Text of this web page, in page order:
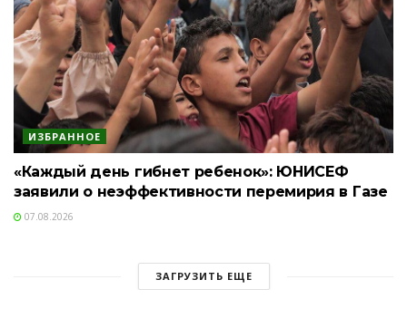
ИЗБРАННОЕ
«Каждый день гибнет ребенок»: ЮНИСЕФ
заявили о неэффективности перемирия в Газе
07.08.2026
ЗАГРУЗИТЬ ЕЩЕ